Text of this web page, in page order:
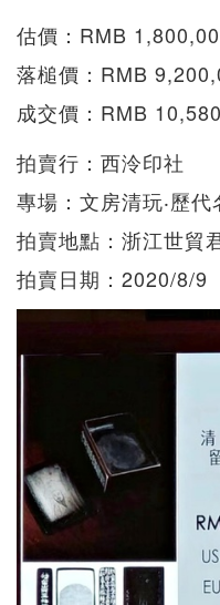
估價：RMB
落槌價：RMB
成交價：RMB
拍賣行：西泠印社
專場：文房清玩‧歷
拍賣地點：浙江世貿
拍賣日期：2020/8/9